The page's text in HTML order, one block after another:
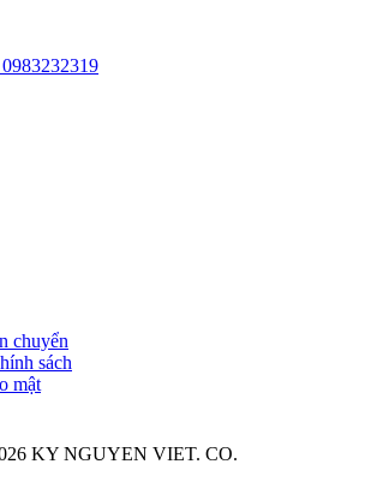
chuyển
sách
mật
KY NGUYEN VIET. CO.